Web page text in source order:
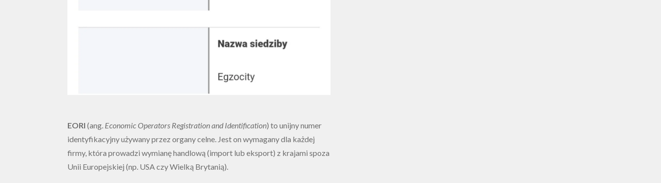
EORI (ang. Economic Operators Registration and Identification) to unijny numer
identyfikacyjny używany przez organy celne. Jest on wymagany dla każdej
firmy, która prowadzi wymianę handlową (import lub eksport) z krajami spoza
Unii Europejskiej (np. USA czy Wielką Brytanią).